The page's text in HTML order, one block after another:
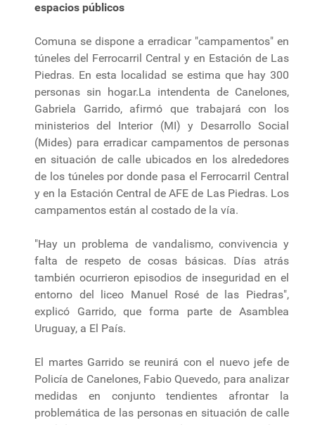
espacios públicos
Comuna se dispone a erradicar "campamentos" en
túneles del Ferrocarril Central y en Estación de Las
Piedras. En esta localidad se estima que hay 300
personas sin hogar.La intendenta de Canelones,
Gabriela Garrido, afirmó que trabajará con los
ministerios del Interior (MI) y Desarrollo Social
(Mides) para erradicar campamentos de personas
en situación de calle ubicados en los alrededores
de los túneles por donde pasa el Ferrocarril Central
y en la Estación Central de AFE de Las Piedras. Los
campamentos están al costado de la vía.
"Hay un problema de vandalismo, convivencia y
falta de respeto de cosas básicas. Días atrás
también ocurrieron episodios de inseguridad en el
entorno del liceo Manuel Rosé de las Piedras",
explicó Garrido, que forma parte de Asamblea
Uruguay, a El País.
El martes Garrido se reunirá con el nuevo jefe de
Policía de Canelones, Fabio Quevedo, para analizar
medidas en conjunto tendientes afrontar la
problemática de las personas en situación de calle